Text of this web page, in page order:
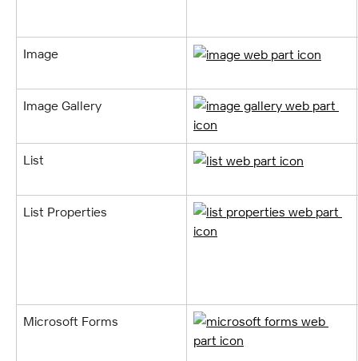
Image
Image Gallery
List
List Properties
Microsoft Forms